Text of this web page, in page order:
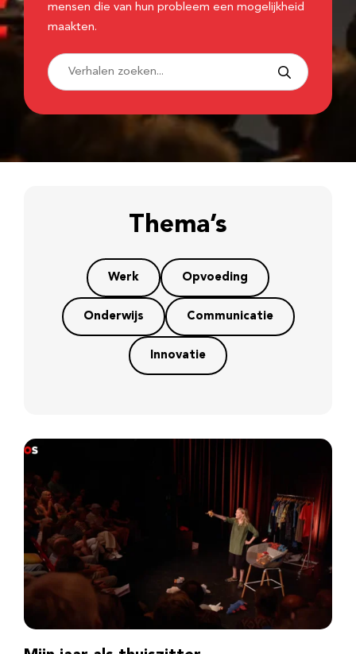
mensen die van hun probleem een mogelijkheid
maakten.
Thema’s
Werk Opvoeding
Onderwijs Communicatie
Innovatie